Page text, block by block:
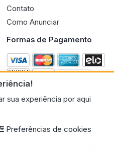
sua experiência por aqui
Preferências de cookies
Contato
Como Anunciar
Formas de Pagamento
GEEK PORTAL ELETRONICO